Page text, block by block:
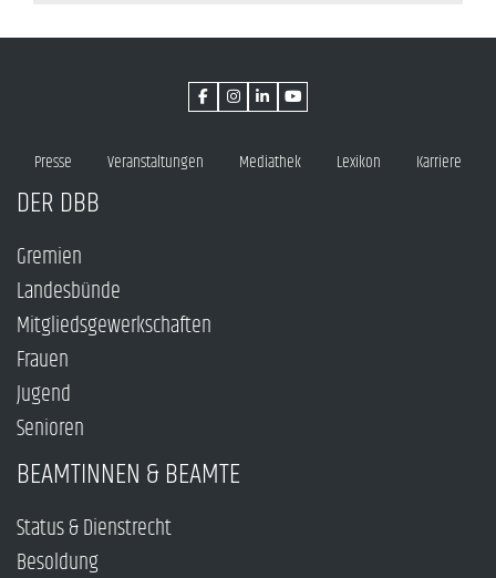
Presse Veranstaltungen Mediathek Lexikon Karriere
DER DBB
Gremien
Landesbünde
Mitgliedsgewerkschaften
Frauen
Jugend
Senioren
BEAMTINNEN & BEAMTE
Status & Dienstrecht
Besoldung